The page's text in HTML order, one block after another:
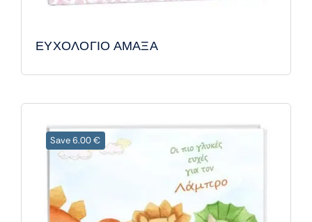
ΕΥΧΟΛΟΓΙΟ ΑΜΑΞΑ
Save 6.00 €